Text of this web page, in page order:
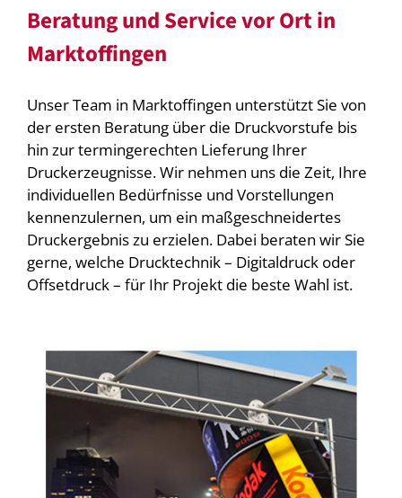
Beratung und Service vor Ort in
Marktoffingen
Unser Team in Marktoffingen unterstützt Sie von
der ersten Beratung über die Druckvorstufe bis
hin zur termingerechten Lieferung Ihrer
Druckerzeugnisse. Wir nehmen uns die Zeit, Ihre
individuellen Bedürfnisse und Vorstellungen
kennenzulernen, um ein maßgeschneidertes
Druckergebnis zu erzielen. Dabei beraten wir Sie
gerne, welche Drucktechnik – Digitaldruck oder
Offsetdruck – für Ihr Projekt die beste Wahl ist.